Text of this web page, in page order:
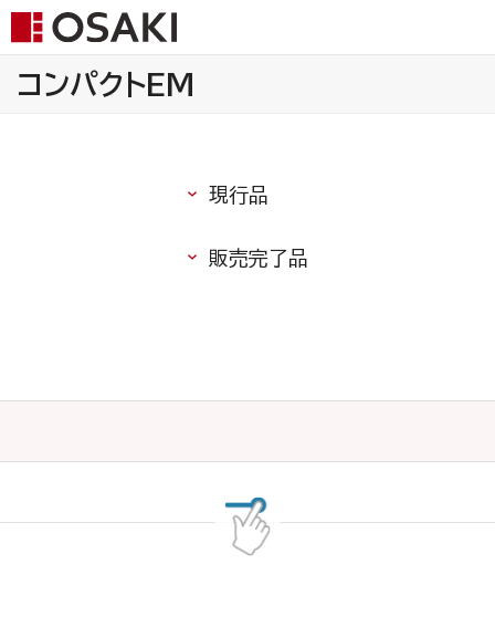
コンパクトEM
現行品
販売完了品